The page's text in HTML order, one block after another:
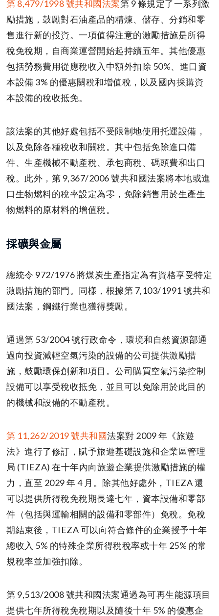
第 8,479/1998 號共和國法案第 9 條規定了一系列激
勵措施，鼓勵對石油產品的精煉、儲存、分銷和零
售進行新的投資。一項值得注意的激勵措施是所得
稅免稅期，自商業運營開始起持續五年。其他優惠
包括勞務費用從應稅收入中額外扣除 50%、進口資
本設備 3% 的優惠關稅和增值稅，以及國內採購資
本設備的稅收抵免。
該法案的其他好處包括不受限制地使用托運設備，
以及免除各種稅收和關稅。其中包括免除進口備
件、生產機械不動產稅、承包商稅、碼頭費和出口
稅。此外，第 9,367/2006 號共和國法案將本地或進
口生物燃料的稅率設定為零，免除銷售用於生產生
物燃料的原材料的增值稅。
採礦與金屬
總統令 972/1976 將煤炭生產指定為有資格享受特定
激勵措施的部門。同樣，根據第 7,103/1991 號共和
國法案，鋼鐵行業也獲得獎勵。
通過第 53/2004 號行政命令，環境和自然資源部通
過向投資減輕空氣污染的設備的公司提供激勵措
施，鼓勵環保創新和項目。公司購買空氣污染控制
設備可以享受稅收抵免，並且可以免除用於此目的
的機械和設備的不動產稅。
第 11,262/2019 號共和國法案對 2009 年《旅遊
法》進行了修訂，賦予旅遊基礎設施和企業區管理
局 (TIEZA) 在十年內向旅遊企業提供激勵措施的權
力，直至 2029 年 4 月。除其他好處外，TIEZA 還
可以提供所得稅免稅期長達七年，資本設備和零部
件（包括與運輸相關的設備和零部件）免稅。免稅
期結束後，TIEZA 可以向符合條件的企業授予十年
總收入 5% 的特殊企業所得稅稅率或十年 25% 的常
規稅率並加強扣除。
第 9,513/2008 號共和國法案通過為可再生能源項目
提供七年所得稅免稅期以及隨後十年 5% 的優惠企